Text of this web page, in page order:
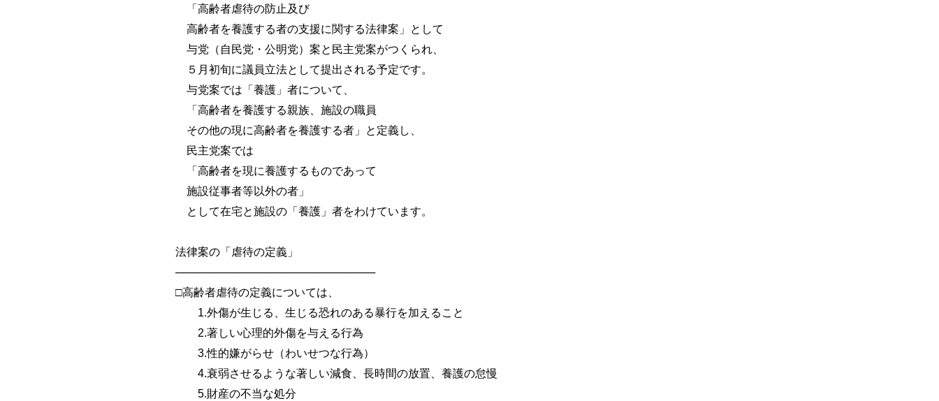
「高齢者虐待の防止及び
高齢者を養護する者の支援に関する法律案」として
与党（自民党・公明党）案と民主党案がつくられ、
５月初旬に議員立法として提出される予定です。
与党案では「養護」者について、
「高齢者を養護する親族、施設の職員
その他の現に高齢者を養護する者」と定義し、
民主党案では
「高齢者を現に養護するものであって
施設従事者等以外の者」
として在宅と施設の「養護」者をわけています。
法律案の「虐待の定義」
──────────────────────────
□高齢者虐待の定義については、
1.外傷が生じる、生じる恐れのある暴行を加えること
2.著しい心理的外傷を与える行為
3.性的嫌がらせ（わいせつな行為）
4.衰弱させるような著しい減食、長時間の放置、養護の怠慢
5.財産の不当な処分